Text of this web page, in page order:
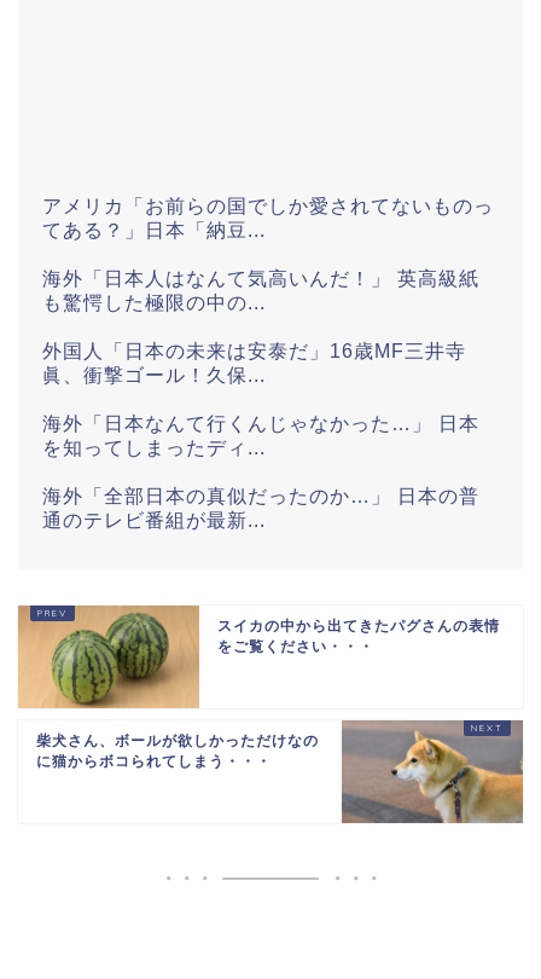
アメリカ「お前らの国でしか愛されてないものっ
てある？」日本「納豆...
海外「日本人はなんて気高いんだ！」 英高級紙
も驚愕した極限の中の...
外国人「日本の未来は安泰だ」16歳MF三井寺
眞、衝撃ゴール！久保...
海外「日本なんて行くんじゃなかった…」 日本
を知ってしまったディ...
海外「全部日本の真似だったのか…」 日本の普
通のテレビ番組が最新...
海外「世界で日本を死守するぞ！」 日本の消防
署を訪れたちびっ子集...
765471651721971844
スイカの中から出てきたパグさんの表情
をご覧ください・・・
柴犬さん、ボールが欲しかっただけなの
に猫からボコられてしまう・・・